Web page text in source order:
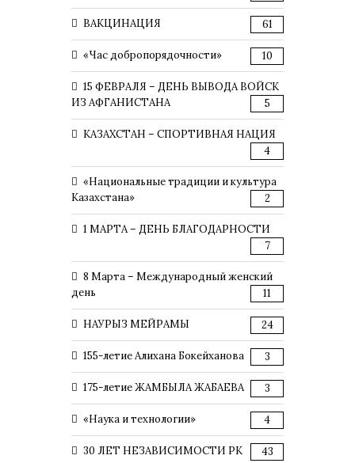
ВАКЦИНАЦИЯ 61
«Час добропорядочности» 10
15 ФЕВРАЛЯ – ДЕНЬ ВЫВОДА ВОЙСК
ИЗ АФГАНИСТАНА
5
КАЗАХСТАН – СПОРТИВНАЯ НАЦИЯ
4
«Национальные традиции и культура
Казахстана»
2
1 МАРТА – ДЕНЬ БЛАГОДАРНОСТИ
7
8 Марта – Международный женский
день
11
НАУРЫЗ МЕЙРАМЫ 24
155-летие Алихана Бокейханова 3
175-летие ЖАМБЫЛА ЖАБАЕВА 3
«Наука и технологии» 4
30 ЛЕТ НЕЗАВИСИМОСТИ РК 43